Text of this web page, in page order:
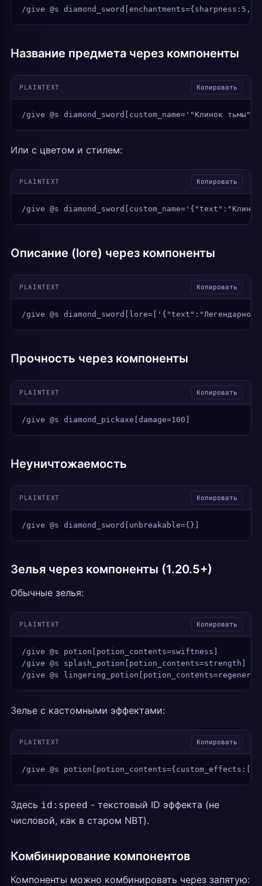
/give @s
Название предмета через компоненты
PLAINTEXT Копировать
/give @s diamond_sword[custom_name='"Клинок тьмы"']
Или с цветом и стилем:
PLAINTEXT Копировать
/give @s
Описание (lore) через компоненты
PLAINTEXT Копировать
/give @s
Прочность через компоненты
PLAINTEXT Копировать
/give @s diamond_pickaxe[damage=100]
Неуничтожаемость
PLAINTEXT Копировать
/give @s diamond_sword[unbreakable={}]
Зелья через компоненты (1.20.5+)
Обычные зелья:
PLAINTEXT Копировать
/give @s potion[potion_contents=swiftness]
/give @s splash_potion[potion_contents=strength]
/give @s
Зелье с кастомными эффектами:
PLAINTEXT Копировать
/give @s
Здесь id:speed - текстовый ID эффекта (не
числовой, как в старом NBT).
Комбинирование компонентов
Компоненты можно комбинировать через запятую: